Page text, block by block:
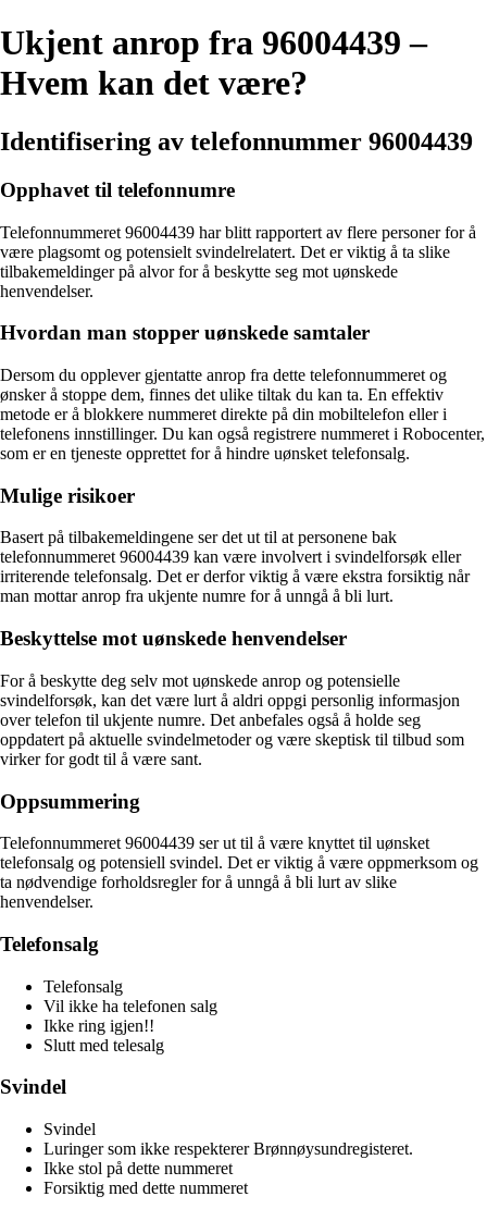
Ukjent anrop fra 96004439 –
Hvem kan det være?
Identifisering av telefonnummer 96004439
Opphavet til telefonnumre
Telefonnummeret 96004439 har blitt rapportert av flere personer for å
være plagsomt og potensielt svindelrelatert. Det er viktig å ta slike
tilbakemeldinger på alvor for å beskytte seg mot uønskede
henvendelser.
Hvordan man stopper uønskede samtaler
Dersom du opplever gjentatte anrop fra dette telefonnummeret og
ønsker å stoppe dem, finnes det ulike tiltak du kan ta. En effektiv
metode er å blokkere nummeret direkte på din mobiltelefon eller i
telefonens innstillinger. Du kan også registrere nummeret i Robocenter,
som er en tjeneste opprettet for å hindre uønsket telefonsalg.
Mulige risikoer
Basert på tilbakemeldingene ser det ut til at personene bak
telefonnummeret 96004439 kan være involvert i svindelforsøk eller
irriterende telefonsalg. Det er derfor viktig å være ekstra forsiktig når
man mottar anrop fra ukjente numre for å unngå å bli lurt.
Beskyttelse mot uønskede henvendelser
For å beskytte deg selv mot uønskede anrop og potensielle
svindelforsøk, kan det være lurt å aldri oppgi personlig informasjon
over telefon til ukjente numre. Det anbefales også å holde seg
oppdatert på aktuelle svindelmetoder og være skeptisk til tilbud som
virker for godt til å være sant.
Oppsummering
Telefonnummeret 96004439 ser ut til å være knyttet til uønsket
telefonsalg og potensiell svindel. Det er viktig å være oppmerksom og
ta nødvendige forholdsregler for å unngå å bli lurt av slike
henvendelser.
Telefonsalg
Telefonsalg
Vil ikke ha telefonen salg
Ikke ring igjen!!
Slutt med telesalg
Svindel
Svindel
Luringer som ikke respekterer Brønnøysundregisteret.
Ikke stol på dette nummeret
Forsiktig med dette nummeret